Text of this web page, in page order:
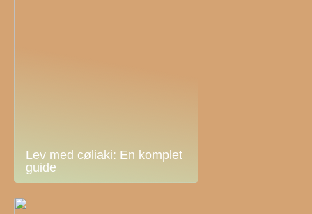
Lev med cøliaki: En komplet
guide